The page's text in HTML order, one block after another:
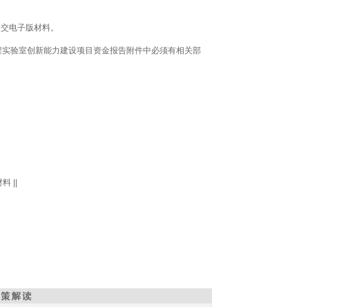
电子版材料。
验室创新能力建设项目资金报告附件中必须有相关部
料